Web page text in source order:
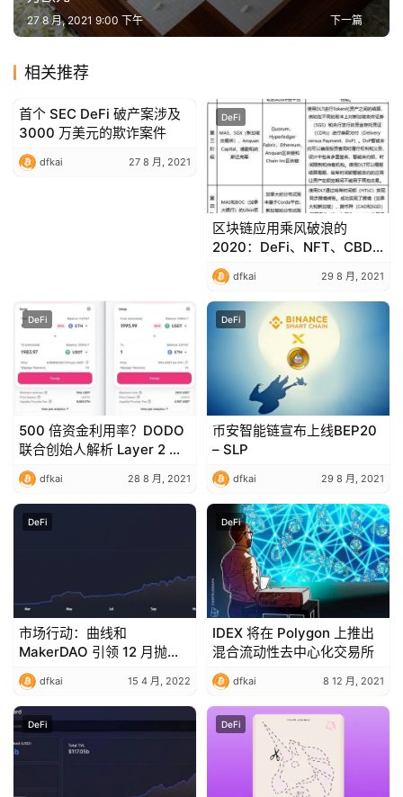
下一篇
27 8 月, 2021 9:00 下午
相关推荐
DeFi
首个 SEC DeFi 破产案涉及
3000 万美元的欺诈案件
dfkai 27 8 月, 2021
DeFi
区块链应用乘风破浪的
2020：DeFi、NFT、CBDC
与 Diem
dfkai 29 8 月, 2021
DeFi
500 倍资金利用率？DODO
联合创始人解析 Layer 2 上
PMM 做市商潜力
dfkai 28 8 月, 2021
DeFi
币安智能链宣布上线BEP20
– SLP
dfkai 29 8 月, 2021
DeFi
市场行动：曲线和
MakerDAO 引领 12 月抛售
反弹
dfkai 15 4 月, 2022
DeFi
IDEX 将在 Polygon 上推出
混合流动性去中心化交易所
dfkai 8 12 月, 2021
DeFi DeFi